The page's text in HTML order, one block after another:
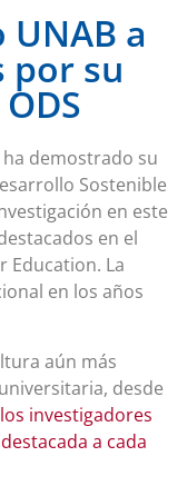
a
por su
ha demostrado su
Sostenible
en este
en el
Education. La
en los años
aún más
desde
investigadores
a cada